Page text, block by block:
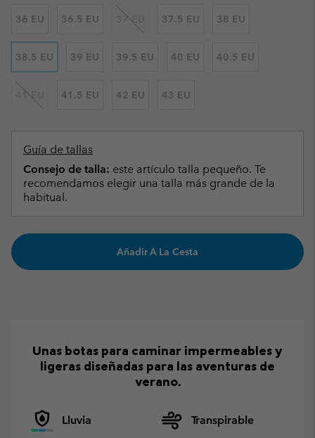
36 EU 36.5 EU 37 EU 37.5 EU 38 EU
38.5 EU 39 EU 39.5 EU 40 EU 40.5 EU
41 EU 41.5 EU 42 EU 43 EU
Guía de tallas
Consejo de talla: este artículo talla pequeño. Te
recomendamos elegir una talla más grande de la
habitual.
Añadir A La Cesta
Unas botas para caminar impermeables y
ligeras diseñadas para las aventuras de
verano.
Lluvia
Transpirable